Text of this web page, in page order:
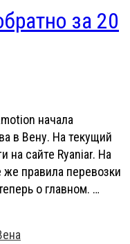
за 20
начала
в Вену. На текущий
сайте Ryaniar. На
правила перевозки
о главном. …